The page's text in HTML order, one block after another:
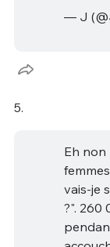
— J
5.
Eh non
vais-je
?". 260